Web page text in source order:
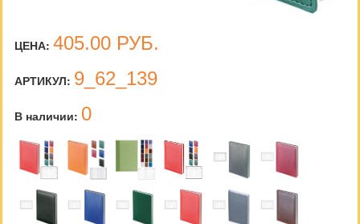
ЦЕНА: 405.00 РУБ.
АРТИКУЛ: 9_62_139
В наличии: 0